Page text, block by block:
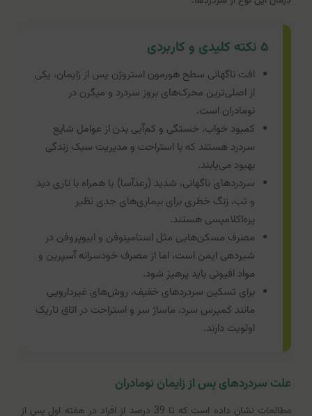
۵ نکته کلیدی و کاربردی
افت ناگهانی سطح هورمون استروژن پس از زایمان، یکی
از اصلی‌ترین محرک‌های بروز سردرد و میگرن در
نومادران است.
کمبود خواب، خستگی و کم‌آبی بدن از عوامل شایع
سردرد هستند که با استراحت و مدیریت سبک زندگی
بهبود می‌یابند.
سردردهای ناگهانی، شدید (رعدآسا) یا همراه با تاری دید
و تب، زنگ خطری برای بیماری‌های جدی نظیر
پره‌اکلامپسی هستند.
مصرف مسکن‌هایی مثل استامینوفن و ایبوپروفن در
شیردهی ایمن است، اما از مصرف خودسرانه آسپرین و
مواد افیونی باید پرهیز شود.
برای تسکین سردردهای خفیف، روش‌های غیردارویی
مانند کمپرس سرد، ماساژ سر و استراحت در اتاق تاریک
اولویت دارند.
علت سردردهای پس از زایمان نومادران
مطالعات نشان داده است که تا 39 درصد از افراد در هفته اول پس از